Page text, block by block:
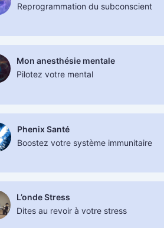
Reprogrammation du subconscient
Mon anesthésie mentale
Pilotez votre mental
Phenix Santé
Boostez votre système immunitaire
L’onde Stress
Dites au revoir à votre stress